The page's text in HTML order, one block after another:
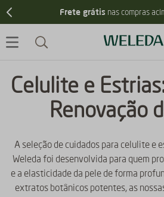
Frete grátis nas compras
Celulite e
Renovação
A seleção de cuidados para celulite e
Weleda foi desenvolvida para quem
e a elasticidade da pele de forma
extratos botânicos potentes, as